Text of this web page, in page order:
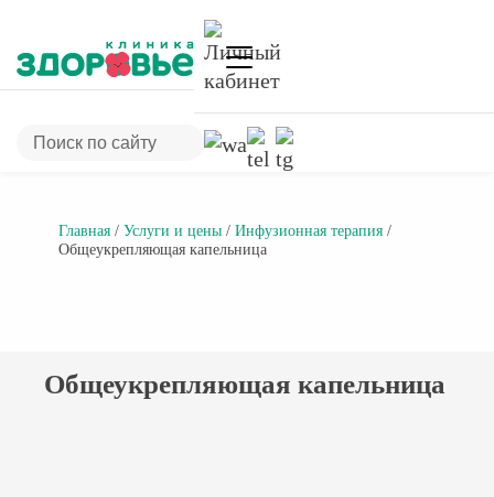
Главная / Услуги и цены / Инфузионная терапия /
Общеукрепляющая капельница
Общеукрепляющая капельница